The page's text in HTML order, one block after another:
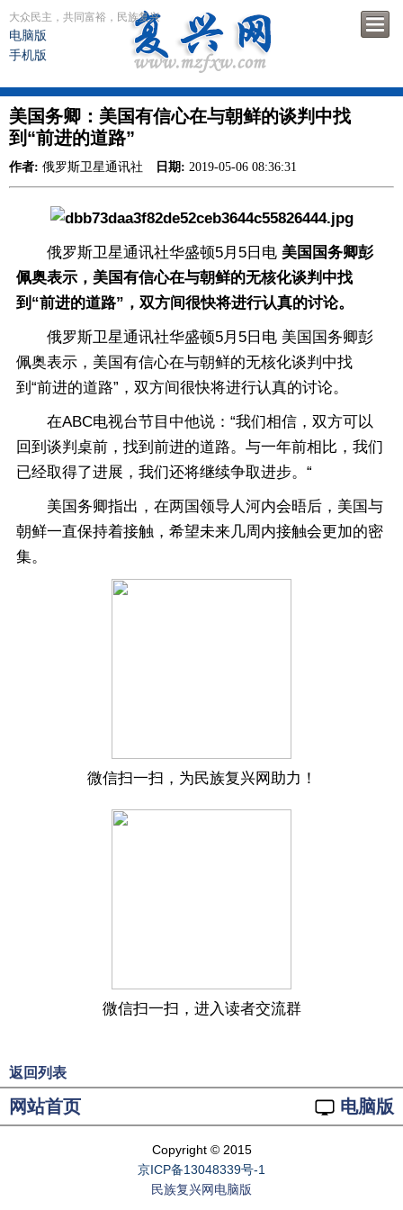
大众民主，共同富裕，民族复兴
电脑版
手机版
美国务卿：美国有信心在与朝鲜的谈判中找
到“前进的道路”
作者: 俄罗斯卫星通讯社 日期: 2019-05-06 08:36:31
俄罗斯卫星通讯社华盛顿5月5日电 美国国务卿彭
佩奥表示，美国有信心在与朝鲜的无核化谈判中找
到“前进的道路”，双方间很快将进行认真的讨论。
俄罗斯卫星通讯社华盛顿5月5日电 美国国务卿彭
佩奥表示，美国有信心在与朝鲜的无核化谈判中找
到“前进的道路”，双方间很快将进行认真的讨论。
在ABC电视台节目中他说：“我们相信，双方可以
回到谈判桌前，找到前进的道路。与一年前相比，我们
已经取得了进展，我们还将继续争取进步。“
美国务卿指出，在两国领导人河内会晤后，美国与
朝鲜一直保持着接触，希望未来几周内接触会更加的密
集。
微信扫一扫，为民族复兴网助力！
微信扫一扫，进入读者交流群
返回列表
网站首页 电脑版
Copyright © 2015
京ICP备13048339号-1
民族复兴网电脑版